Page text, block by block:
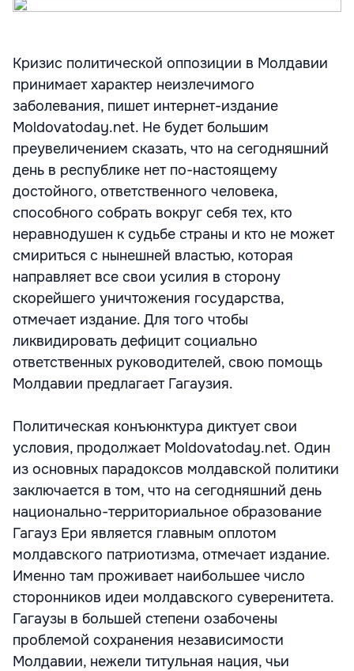
Кризис политической оппозиции в Молдавии
принимает характер неизлечимого
заболевания, пишет интернет-издание
Moldovatoday.net. Не будет большим
преувеличением сказать, что на сегодняшний
день в республике нет по-настоящему
достойного, ответственного человека,
способного собрать вокруг себя тех, кто
неравнодушен к судьбе страны и кто не может
смириться с нынешней властью, которая
направляет все свои усилия в сторону
скорейшего уничтожения государства,
отмечает издание. Для того чтобы
ликвидировать дефицит социально
ответственных руководителей, свою помощь
Молдавии предлагает Гагаузия.
Политическая конъюнктура диктует свои
условия, продолжает Moldovatoday.net. Один
из основных парадоксов молдавской политики
заключается в том, что на сегодняшний день
национально-территориальное образование
Гагауз Ери является главным оплотом
молдавского патриотизма, отмечает издание.
Именно там проживает наибольшее число
сторонников идеи молдавского суверенитета.
Гагаузы в большей степени озабочены
проблемой сохранения независимости
Молдавии, нежели титульная нация, чьи